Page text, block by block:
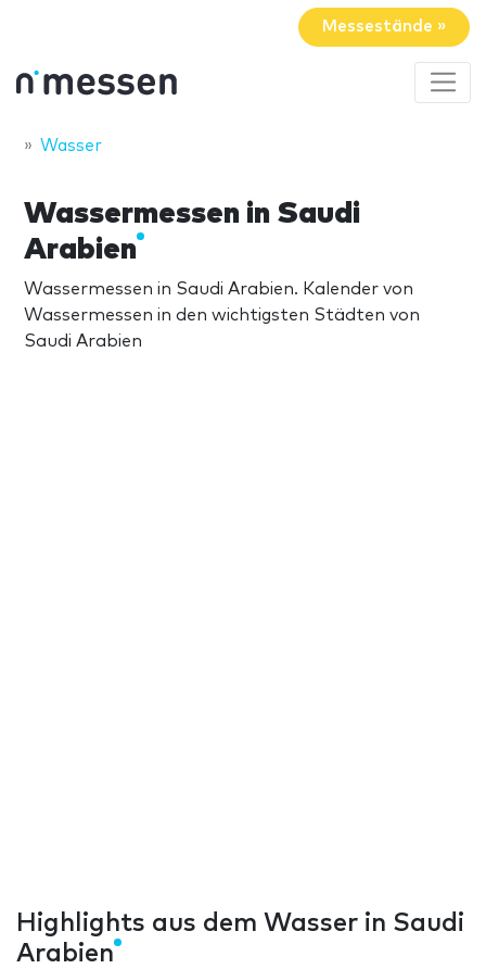
Messestände »
Wasser
Wassermessen in Saudi
Arabien
Wassermessen in Saudi Arabien. Kalender von
Wassermessen in den wichtigsten Städten von
Saudi Arabien
Highlights aus dem Wasser in Saudi
Arabien